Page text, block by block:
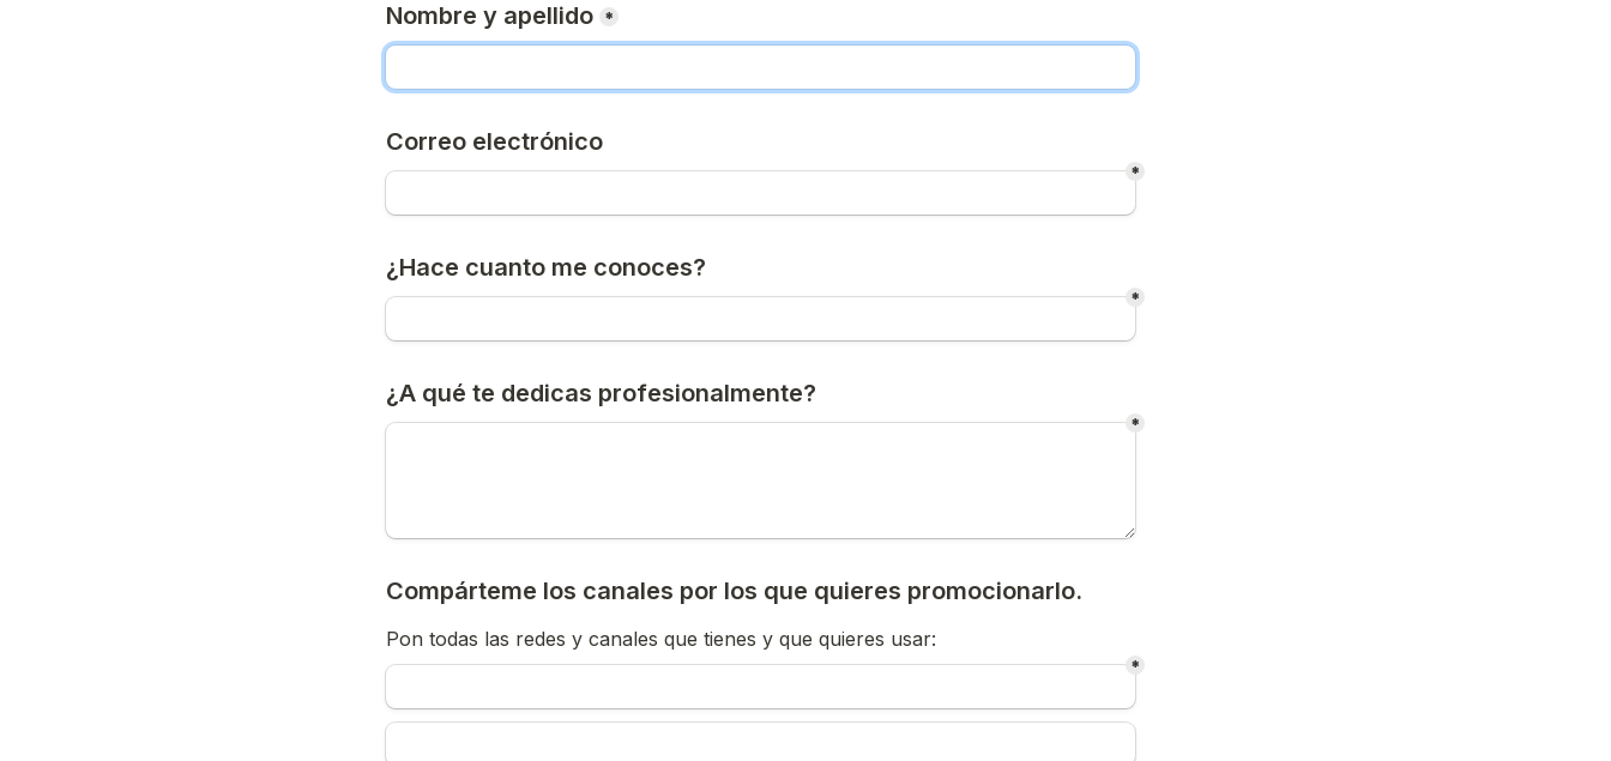
Nombre y apellido *
Correo electrónico
*
¿Hace cuanto me conoces?
*
¿A qué te dedicas profesionalmente?
*
Compárteme los canales por los que quieres promocionarlo.
Pon todas las redes y canales que tienes y que quieres usar:
*